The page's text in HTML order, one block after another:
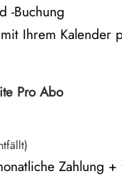
-Buchung
Ihrem Kalender
Pro Abo
Zahlung